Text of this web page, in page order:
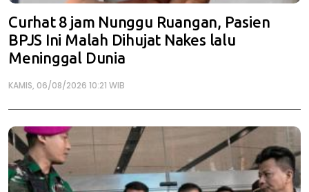
Curhat 8 jam Nunggu Ruangan, Pasien
BPJS Ini Malah Dihujat Nakes lalu
Meninggal Dunia
KAMIS, 06/08/2026 10:21 WIB